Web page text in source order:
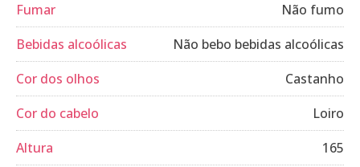
Fumar
Não fumo
Bebidas alcoólicas
Não bebo bebidas alcoólicas
Cor dos olhos
Castanho
Cor do cabelo
Loiro
Altura
165